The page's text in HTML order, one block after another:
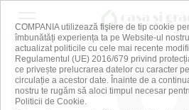
COMPANIA utilizează fişiere de tip cookie
îmbunătăți experiența ta pe Website-ul
actualizat politicile cu cele mai recente
Regulamentul (UE) 2016/679 privind
ce privește prelucrarea datelor cu caracter
circulație a acestor date. Înainte de a
nostru te rugăm să aloci timpul necesar
Politicii de Cookie.